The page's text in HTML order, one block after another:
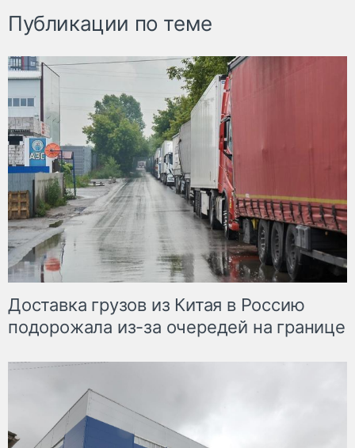
Публикации по теме
Доставка грузов из Китая в Россию
подорожала из-за очередей на границе